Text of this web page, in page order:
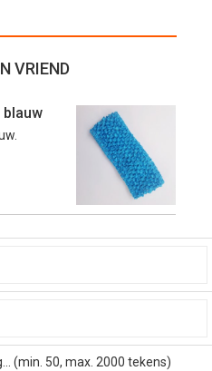
VRIEND
(min. 50, max. 2000 tekens)